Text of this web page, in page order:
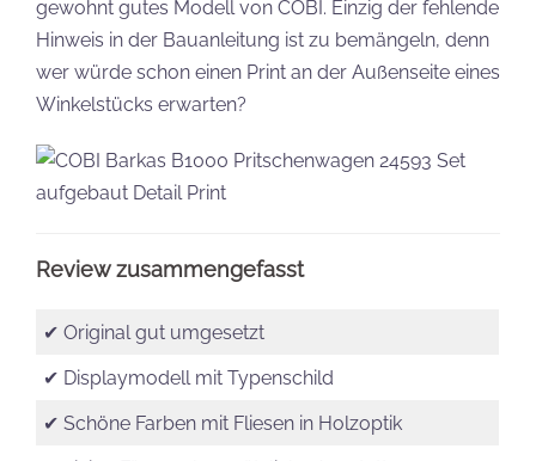
gewohnt gutes Modell von COBI. Einzig der fehlende
Hinweis in der Bauanleitung ist zu bemängeln, denn
wer würde schon einen Print an der Außenseite eines
Winkelstücks erwarten?
Review zusammengefasst
✔ Original gut umgesetzt
✔ Displaymodell mit Typenschild
✔ Schöne Farben mit Fliesen in Holzoptik